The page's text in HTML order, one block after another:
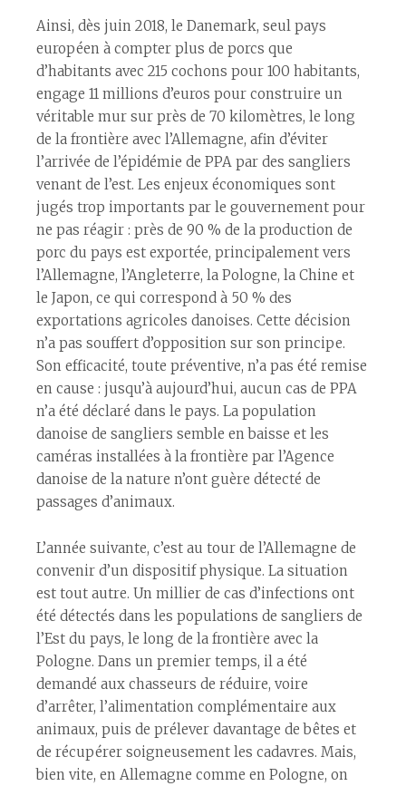
Ainsi, dès juin 2018, le Danemark, seul pays
européen à compter plus de porcs que
d’habitants avec 215 cochons pour 100 habitants,
engage 11 millions d’euros pour construire un
véritable mur sur près de 70 kilomètres, le long
de la frontière avec l’Allemagne, afin d’éviter
l’arrivée de l’épidémie de PPA par des sangliers
venant de l’est. Les enjeux économiques sont
jugés trop importants par le gouvernement pour
ne pas réagir : près de 90 % de la production de
porc du pays est exportée, principalement vers
l’Allemagne, l’Angleterre, la Pologne, la Chine et
le Japon, ce qui correspond à 50 % des
exportations agricoles danoises. Cette décision
n’a pas souffert d’opposition sur son principe.
Son efficacité, toute préventive, n’a pas été remise
en cause : jusqu’à aujourd’hui, aucun cas de PPA
n’a été déclaré dans le pays. La population
danoise de sangliers semble en baisse et les
caméras installées à la frontière par l’Agence
danoise de la nature n’ont guère détecté de
passages d’animaux.
L’année suivante, c’est au tour de l’Allemagne de
convenir d’un dispositif physique. La situation
est tout autre. Un millier de cas d’infections ont
été détectés dans les populations de sangliers de
l’Est du pays, le long de la frontière avec la
Pologne. Dans un premier temps, il a été
demandé aux chasseurs de réduire, voire
d’arrêter, l’alimentation complémentaire aux
animaux, puis de prélever davantage de bêtes et
de récupérer soigneusement les cadavres. Mais,
bien vite, en Allemagne comme en Pologne, on